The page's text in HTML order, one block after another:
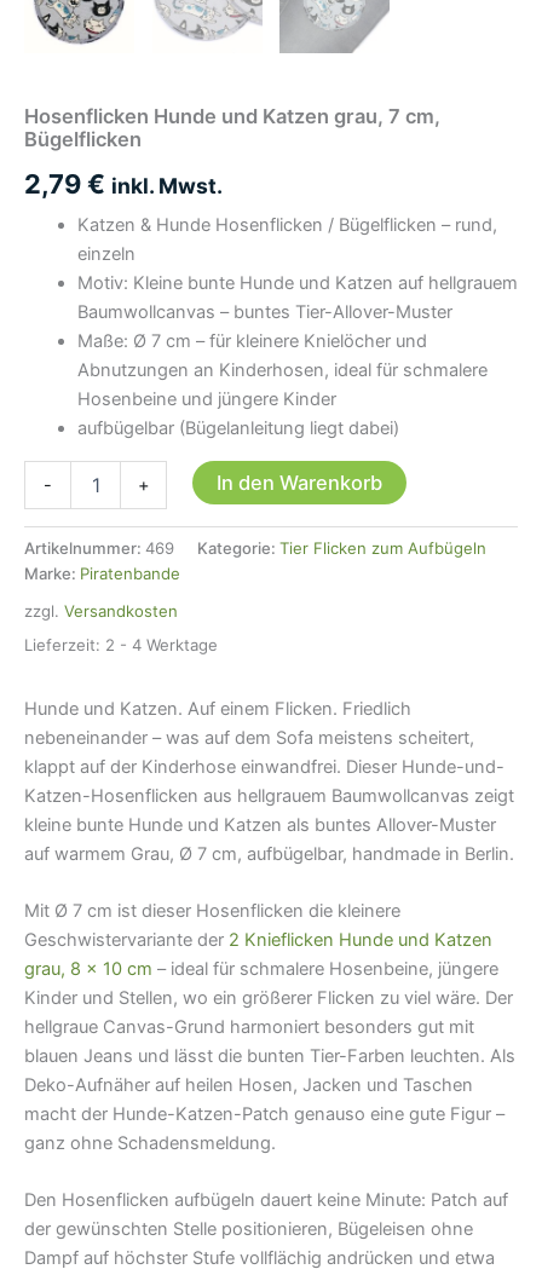
Hosenflicken Hunde und Katzen grau, 7 cm,
Bügelflicken
2,79€ inkl. Mwst.
Katzen & Hunde Hosenflicken / Bügelflicken – rund,
einzeln
Motiv: Kleine bunte Hunde und Katzen auf hellgrauem
Baumwollcanvas – buntes Tier-Allover-Muster
Maße: Ø 7 cm – für kleinere Knielöcher und
Abnutzungen an Kinderhosen, ideal für schmalere
Hosenbeine und jüngere Kinder
aufbügelbar (Bügelanleitung liegt dabei)
-
Katzen
grau,
cm,
Bügelflicken
+ In den Warenkorb
Artikelnummer: 469 Kategorie: Tier Flicken zum Aufbügeln
Marke: Piratenbande
zzgl. Versandkosten
Lieferzeit: 2 - 4 Werktage
Hunde und Katzen. Auf einem Flicken. Friedlich
nebeneinander – was auf dem Sofa meistens scheitert,
klappt auf der Kinderhose einwandfrei. Dieser Hunde-und-
Katzen-Hosenflicken aus hellgrauem Baumwollcanvas zeigt
kleine bunte Hunde und Katzen als buntes Allover-Muster
auf warmem Grau, Ø 7 cm, aufbügelbar, handmade in Berlin.
Mit Ø 7 cm ist dieser Hosenflicken die kleinere
Geschwistervariante der 2 Knieflicken Hunde und Katzen
grau, 8 × 10 cm – ideal für schmalere Hosenbeine, jüngere
Kinder und Stellen, wo ein größerer Flicken zu viel wäre. Der
hellgraue Canvas-Grund harmoniert besonders gut mit
blauen Jeans und lässt die bunten Tier-Farben leuchten. Als
Deko-Aufnäher auf heilen Hosen, Jacken und Taschen
macht der Hunde-Katzen-Patch genauso eine gute Figur –
ganz ohne Schadensmeldung.
Den Hosenflicken aufbügeln dauert keine Minute: Patch auf
der gewünschten Stelle positionieren, Bügeleisen ohne
Dampf auf höchster Stufe vollflächig andrücken und etwa